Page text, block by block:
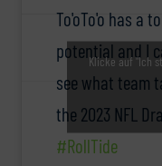
To'oTo'o has a
potential and I
see what team
the 2023 NFL
#RollTide
Klicke auf "Ich